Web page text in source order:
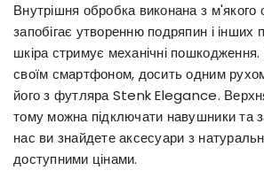
Внутрішня обробка виконана з м'якого
запобігає утворенню подряпин і
шкіра стримує механічні
своїм смартфоном, досить одним
його з футляра Stenk Elegance.
тому можна підключати навушники та
нас ви знайдете аксесуари з
доступними цінами.